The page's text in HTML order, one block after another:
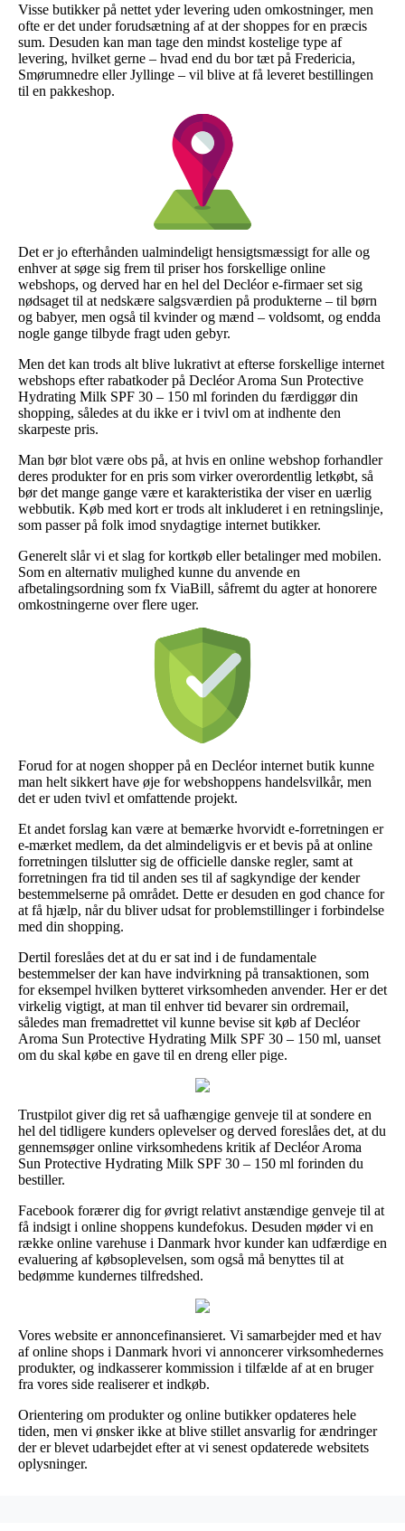
Visse butikker på nettet yder levering uden omkostninger, men
ofte er det under forudsætning af at der shoppes for en præcis
sum. Desuden kan man tage den mindst kostelige type af
levering, hvilket gerne – hvad end du bor tæt på Fredericia,
Smørumnedre eller Jyllinge – vil blive at få leveret bestillingen
til en pakkeshop.
Det er jo efterhånden ualmindeligt hensigtsmæssigt for alle og
enhver at søge sig frem til priser hos forskellige online
webshops, og derved har en hel del Decléor e-firmaer set sig
nødsaget til at nedskære salgsværdien på produkterne – til børn
og babyer, men også til kvinder og mænd – voldsomt, og endda
nogle gange tilbyde fragt uden gebyr.
Men det kan trods alt blive lukrativt at efterse forskellige internet
webshops efter rabatkoder på Decléor Aroma Sun Protective
Hydrating Milk SPF 30 – 150 ml forinden du færdiggør din
shopping, således at du ikke er i tvivl om at indhente den
skarpeste pris.
Man bør blot være obs på, at hvis en online webshop forhandler
deres produkter for en pris som virker overordentlig letkøbt, så
bør det mange gange være et karakteristika der viser en uærlig
webbutik. Køb med kort er trods alt inkluderet i en retningslinje,
som passer på folk imod snydagtige internet butikker.
Generelt slår vi et slag for kortkøb eller betalinger med mobilen.
Som en alternativ mulighed kunne du anvende en
afbetalingsordning som fx ViaBill, såfremt du agter at honorere
omkostningerne over flere uger.
Forud for at nogen shopper på en Decléor internet butik kunne
man helt sikkert have øje for webshoppens handelsvilkår, men
det er uden tvivl et omfattende projekt.
Et andet forslag kan være at bemærke hvorvidt e-forretningen er
e-mærket medlem, da det almindeligvis er et bevis på at online
forretningen tilslutter sig de officielle danske regler, samt at
forretningen fra tid til anden ses til af sagkyndige der kender
bestemmelserne på området. Dette er desuden en god chance for
at få hjælp, når du bliver udsat for problemstillinger i forbindelse
med din shopping.
Dertil foreslåes det at du er sat ind i de fundamentale
bestemmelser der kan have indvirkning på transaktionen, som
for eksempel hvilken bytteret virksomheden anvender. Her er det
virkelig vigtigt, at man til enhver tid bevarer sin ordremail,
således man fremadrettet vil kunne bevise sit køb af Decléor
Aroma Sun Protective Hydrating Milk SPF 30 – 150 ml, uanset
om du skal købe en gave til en dreng eller pige.
Trustpilot giver dig ret så uafhængige genveje til at sondere en
hel del tidligere kunders oplevelser og derved foreslåes det, at du
gennemsøger online virksomhedens kritik af Decléor Aroma
Sun Protective Hydrating Milk SPF 30 – 150 ml forinden du
bestiller.
Facebook forærer dig for øvrigt relativt anstændige genveje til at
få indsigt i online shoppens kundefokus. Desuden møder vi en
række online varehuse i Danmark hvor kunder kan udfærdige en
evaluering af købsoplevelsen, som også må benyttes til at
bedømme kundernes tilfredshed.
Vores website er annoncefinansieret. Vi samarbejder med et hav
af online shops i Danmark hvori vi annoncerer virksomhedernes
produkter, og indkasserer kommission i tilfælde af at en bruger
fra vores side realiserer et indkøb.
Orientering om produkter og online butikker opdateres hele
tiden, men vi ønsker ikke at blive stillet ansvarlig for ændringer
der er blevet udarbejdet efter at vi senest opdaterede websitets
oplysninger.